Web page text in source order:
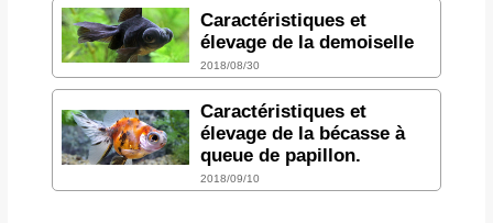
Caractéristiques et
élevage de la demoiselle
2018/08/30
Caractéristiques et
élevage de la bécasse à
queue de papillon.
2018/09/10